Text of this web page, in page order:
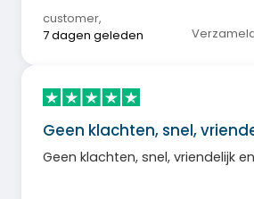
customer,
7 dagen geleden
Geen klachten, snel,
Geen klachten, snel, vriendelijk